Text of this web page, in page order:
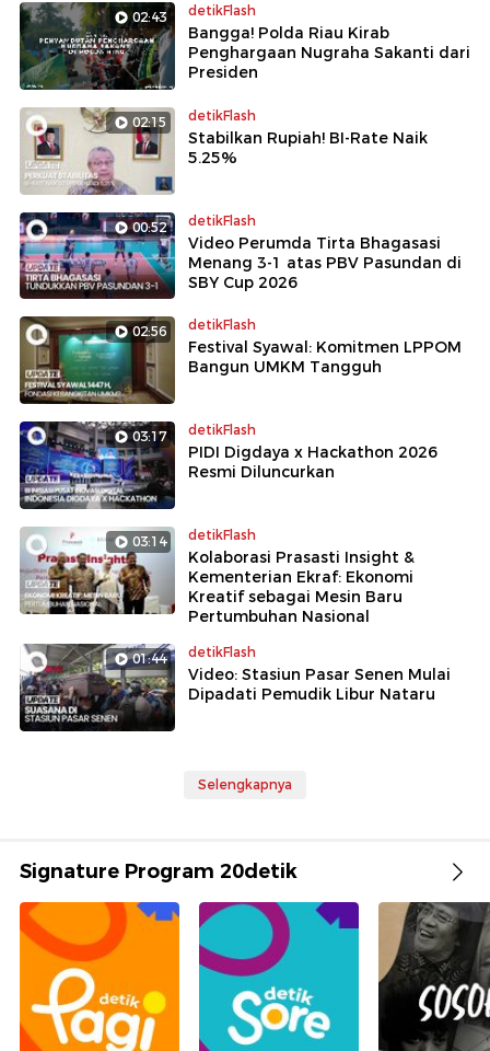
02:43 detikFlash
Bangga! Polda Riau Kirab
Penghargaan Nugraha Sakanti dari
Presiden
02:15 detikFlash
Stabilkan Rupiah! BI-Rate Naik
5.25%
00:52 detikFlash
Video Perumda Tirta Bhagasasi
Menang 3-1 atas PBV Pasundan di
SBY Cup 2026
02:56 detikFlash
Festival Syawal: Komitmen LPPOM
Bangun UMKM Tangguh
03:17 detikFlash
PIDI Digdaya x Hackathon 2026
Resmi Diluncurkan
03:14 detikFlash
Kolaborasi Prasasti Insight &
Kementerian Ekraf: Ekonomi
Kreatif sebagai Mesin Baru
Pertumbuhan Nasional
01:44 detikFlash
Video: Stasiun Pasar Senen Mulai
Dipadati Pemudik Libur Nataru
Selengkapnya
Signature Program 20detik